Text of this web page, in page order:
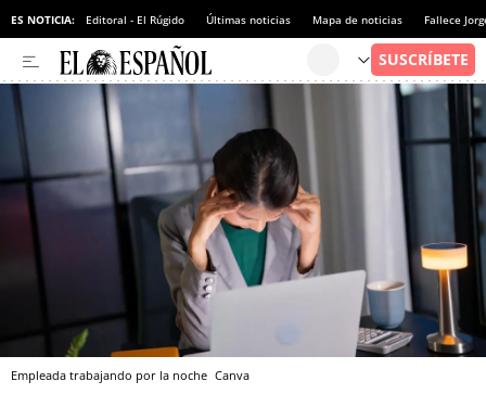
ES NOTICIA: Editoral - El Rúgido Últimas noticias Mapa de noticias Fallece
Empleada trabajando por la noche Canva